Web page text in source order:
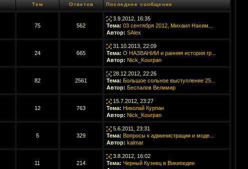
Тем Ответов Последнее сообщение
75 562
3.9.2012, 16:35
Тема: 03 сентября 2012, Михаил Нахим...
Автор: SAlex
24 665
31.10.2013, 22:09
Тема: О НАЗВАНИИ и ранняя история гр...
Автор: Nick_Kourpan
82 2561
28.12.2012, 22:26
Тема: Большое сольное выступление 25...
Автор: Беспалов Велимир
12 763
15.7.2012, 23:27
Тема: Николай Курпан
Автор: Nick_Kourpan
5 329
5.6.2011, 23:31
Тема: Вопросы к администрации и моде...
Автор: kalmar
11 214
3.8.2012, 16:02
Тема: Черный Кузнец в Википедии